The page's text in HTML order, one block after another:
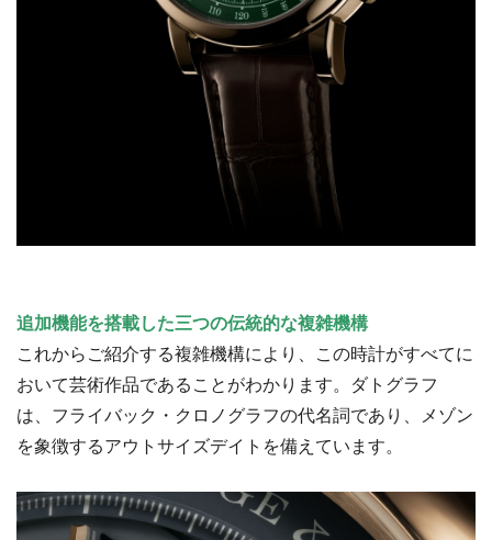
追加機能を搭載した三つの伝統的な複雑機構
これからご紹介する複雑機構により、この時計がすべてに
おいて芸術作品であることがわかります。ダトグラフ
は、フライバック・クロノグラフの代名詞であり、メゾン
を象徴するアウトサイズデイトを備えています。